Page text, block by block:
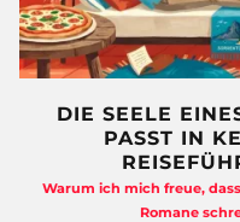
DIE SEELE
PASST IN
Warum ich mich freue,
Romane